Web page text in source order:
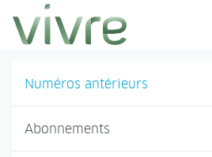
Aller au menu principal
Aller au contenu principal
Numéros antérieurs
Abonnements